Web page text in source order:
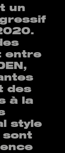
un
entre
des
à la
style
sont